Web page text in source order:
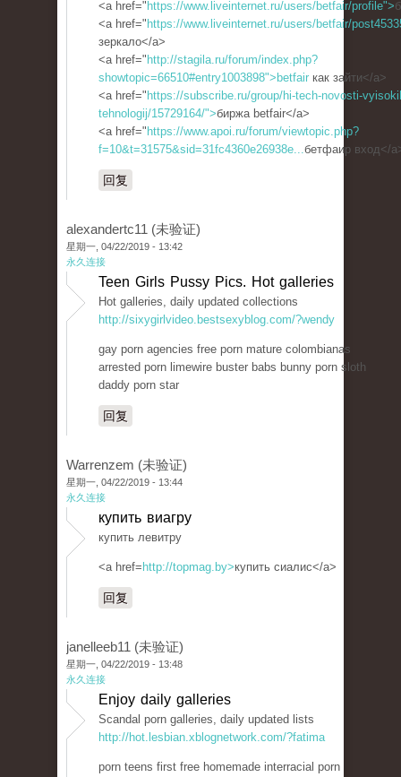
<a href=" https://www.liveinternet.ru/users/betfair/profile">
<a href=" https://www.liveinternet.ru/users/betfair/
зеркало</a>
<a href=" http://stagila.ru/forum/index.php?
showtopic=66510#entry1003898">betfair как зайти</a>
<a href=" https://subscribe.ru/group/hi-tech-novosti-
tehnologij/15729164/">биржа betfair</a>
<a href=" https://www.apoi.ru/forum/viewtopic.php?
f=10&t=31575&sid=31fc4360e26938e...бетфаир вход</
回复
alexandertc11 (未验证)
星期一, 04/22/2019 - 13:42
永久连接
Teen Girls Pussy Pics. Hot galleries
Hot galleries, daily updated collections
http://sixygirlvideo.bestsexyblog.com/?wendy
gay porn agencies free porn mature colombianas
arrested porn limewire buster babs bunny porn sloth
daddy porn star
回复
Warrenzem (未验证)
星期一, 04/22/2019 - 13:44
永久连接
купить виагру
купить левитру
<a href= http://topmag.by>купить сиалис</a>
回复
janelleeb11 (未验证)
星期一, 04/22/2019 - 13:48
永久连接
Enjoy daily galleries
Scandal porn galleries, daily updated lists
http://hot.lesbian.xblognetwork.com/?fatima
porn teens first free homemade interracial porn